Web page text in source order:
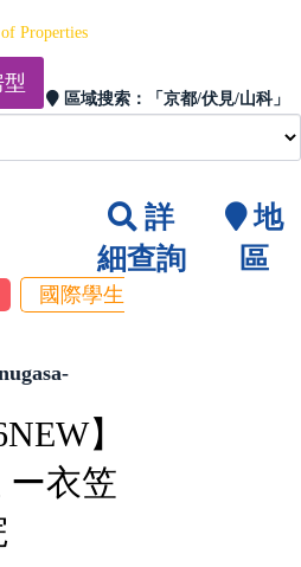
Properties
區域搜索： 「京都/伏見/山科」
詳
細查詢
地
區
國際學生
】
ー衣笠